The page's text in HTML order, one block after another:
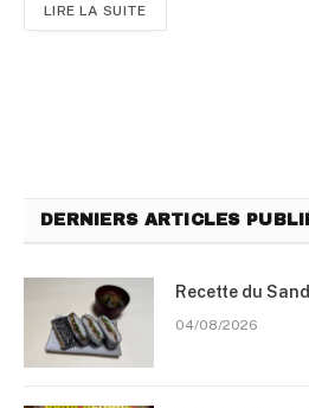
LIRE LA SUITE
DERNIERS ARTICLES
Recette du
04/08/2026